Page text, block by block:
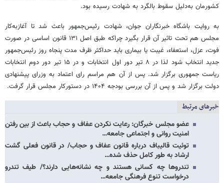
کشورمان به‌دلیل سقوط بالگرد به شهادت رسیده بود.
به روایت باشگاه خبرنگاران جوان، شهادت رئیس‌جمهور باعث شد تا آغازبه‌کار
مجلس هم تحت تاثیر آن قرار بگیرد چراکه طبق اصل ۱۳۱ قانون اساسی در صورت
فوت، عزل، استعفاء، غیبت یا بیماری باید حداکثر ظرف مدت پنجاه روز رئیس‌جمهور
جدید انتخاب شود لذا در ۸ تیر دور اول انتخابات و در ۱۵ تیر دور دوم انتخابات
ریاست جمهوری برگزار شد. پس از آن هم مراسم رای اعتماد به وزرای پیشنهادی
دولت برگزار شد و پس از آن بررسی بودجه ۱۴۰۴ در دستورکار مجلس قرار گرفت.
خبرهای مرتبط
عضو مجلس خبرگان: رعایت نکردن عفاف و حجاب باعث از بین رفتن
امنیت روانی و اجتماعی جامعه…
توئیت قالیباف درباره قانون عفاف و حجاب/ در قانون فعلی گشت
ارشاد به طور کامل حذف شده…
تندروها چه کسانی هستند و چه نشانه‌هایی دارند؟/ طیف تندرو
درخواست تنوع فرهنگی جامعه…